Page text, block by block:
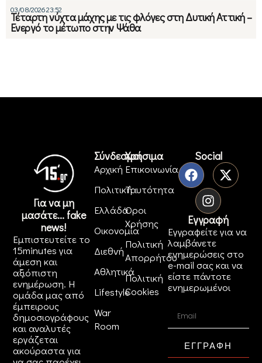
03/08/2026 23:52
Τέταρτη νύχτα μάχης με τις φλόγες στη Δυτική Αττική –
Ενεργό το μέτωπο στην Ψάθα
Για να μη
μασάτε... fake
news!
Εμπιστευτείτε το
15minutes για
άμεση και
αξιόπιστη
ενημέρωση. Η
ομάδα μας από
έμπειρους
δημοσιογράφους
και αναλυτές
εργάζεται
ακούραστα για
Σύνδεσμοι
Αρχική
Πολιτική
Ελλάδα
Οικονομία
Διεθνή
Αθλητικά
Lifestyle
War
Room
Χρήσιμα
Επικοινωνία
Ταυτότητα
Όροι
Χρήσης
Πολιτική
Απορρήτου
Πολιτική
Cookies
Social
Εγγραφή
Εγγραφείτε για να
λαμβάνετε
ενημερώσεις στο
e-mail σας και να
είστε πάντοτε
ενημερωμένοι
ΕΓΓΡΑΦΗ